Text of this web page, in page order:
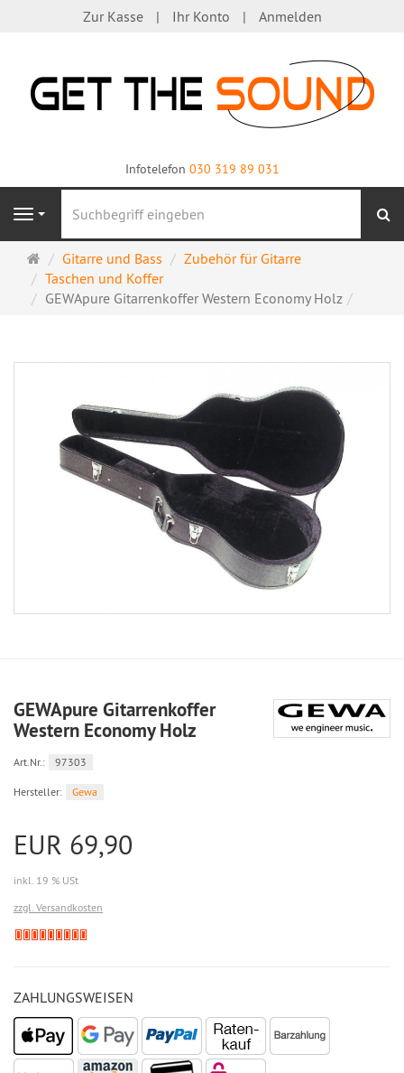
Zur Kasse Ihr Konto Anmelden
Infotelefon 030 319 89 031
Navigation
Startseite
Gitarre und Bass
Zubehör für Gitarre
Taschen und Koffer
GEWApure Gitarrenkoffer Western Economy Holz
GEWApure Gitarrenkoffer
Western Economy Holz
Art.Nr.: 97303
Hersteller: Gewa
EUR 69,90
inkl. 19 % USt
zzgl. Versandkosten
ZAHLUNGSWEISEN